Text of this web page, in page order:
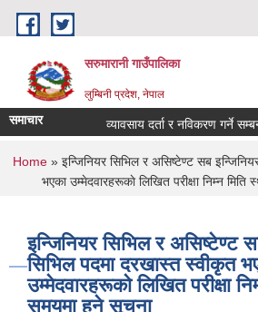
Skip to main content
सरुमारानी गाउँपालिका
लुम्बिनी प्रदेश, नेपाल
समाचार व्यावसाय दर्ता र नविकरण गर्ने
You are here
Home» इन्जिनियर सिभिल र असिष्टेण्ट सब
भएका उम्मेदवारहरूकाे लिखित परीक्षा निम्न
इन्जिनियर सिभिल र असिष्टेण्ट
सिभिल पदमा दरखास्त स्वीकृत
उम्मेदवारहरूकाे लिखित परीक्षा
समयमा हुने सूचना